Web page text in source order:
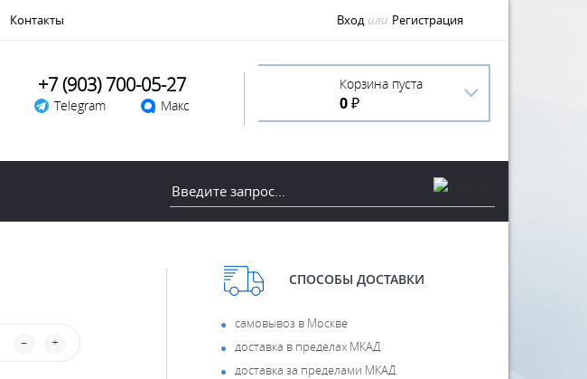
Контакты Вход или Регистрация
+7 (903) 700-05-27
Telegram Макс
Корзина пуста
0 ₽
+
–
СПОСОБЫ ДОСТАВКИ
самовывоз в Москве
доставка в пределах МКАД
доставка за пределами МКАД